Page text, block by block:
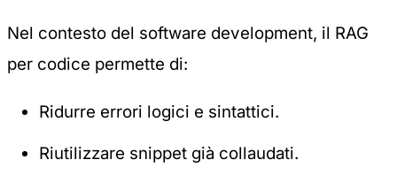
Nel contesto del software development, il RAG
per codice permette di:
Ridurre errori logici e sintattici.
Riutilizzare snippet già collaudati.